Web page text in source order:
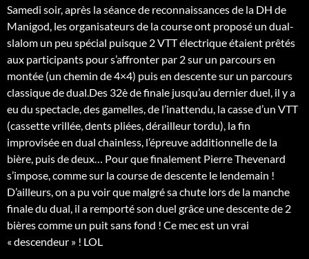
Samedi soir, après la séance de reconnaissances de la DH de
Manigod, les organisateurs de la course ont proposé un dual-
slalom un peu spécial puisque 2 VTT électrique étaient prêtés
aux participants pour s’affronter par 2 sur un parcours en
montée (un chemin de 4×4) puis en descente sur un parcours
classique de dual.Des 32è de finale jusqu’au dernier duel, il y a
eu du spectacle, des gamelles, de l’inattendu, la casse d’un VTT
(cassette vrillée, dents pliées, dérailleur tordu), la fin
improvisée en dual chainless, l’épreuve additionnelle de la
bière, puis de deux… Pour que finalement Pierre Thevenard
s’impose, comme sur la course de descente le lendemain !
D’ailleurs, on a pu voir que malgré sa chute lors de la manche
finale du dual, il a remporté son duel grâce une descente de 2
bières comme un puit sans fond ! Ce mec est un vrai
« descendeur » ! LOL